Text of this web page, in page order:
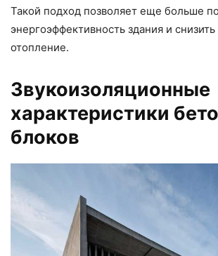
Такой подход позволяет еще больше
энергоэффективность здания и
отопление.
Звукоизоляционные
характеристики
блоков